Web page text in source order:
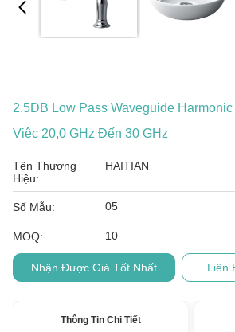
2.5DB Low Pass Waveguide
Việc 20,0 GHz Đến 30 GHz
Tên Thương
Hiệu:
HAITIAN
Số Mẫu: 05
MOQ: 10
Nhận Được Giá Tốt Nhất Liên
Thông Tin Chi Tiết